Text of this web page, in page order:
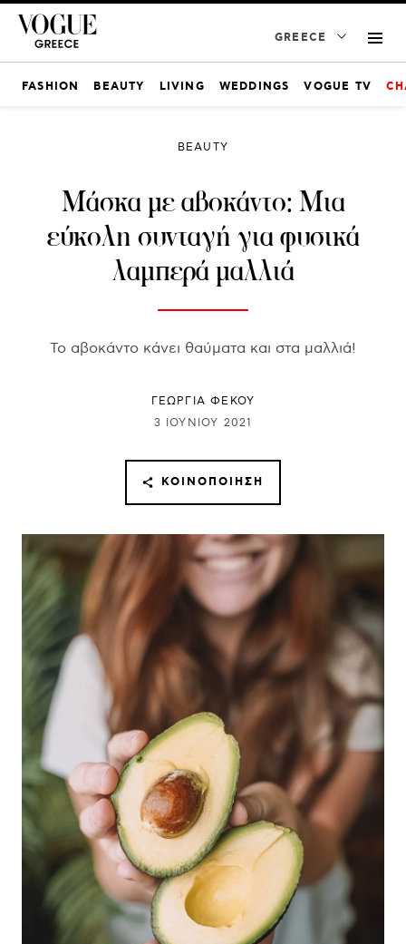
GREECE
FASHION BEAUTY LIVING WEDDINGS VOGUE TV
BEAUTY
Μάσκα με αβοκάντο: Μια
εύκολη συνταγή για φυσικά
λαμπερά μαλλιά
Το αβοκάντο κάνει θαύματα και στα μαλλιά!
ΓΕΩΡΓΙΑ ΦΕΚΟΥ
3 ΙΟΥΝΊΟΥ 2021
ΚΟΙΝΟΠΟΊΗΣΗ